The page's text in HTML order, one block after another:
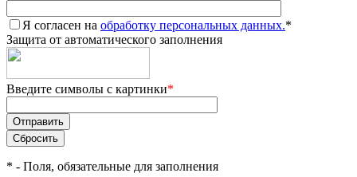
Я согласен на обработку персональных данных.*
Защита от автоматического заполнения
Введите символы с картинки*
* - Поля, обязательные для заполнения